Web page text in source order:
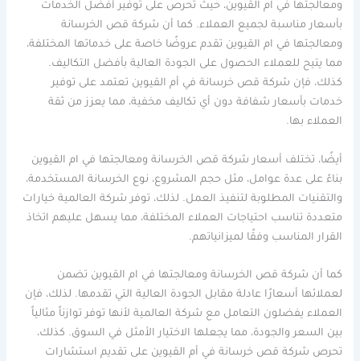
ومعالجتها في ام القيوين، حيث تحرص على توفير أفضل الخدمات
بأسعار مناسبة لجميع العملاء. كما أن شركة قص الخرسانة
ومعالجتها في ام القيوين تقدم عروضًا خاصة على خدماتها المختلفة،
مما يتيح للعملاء الحصول على الجودة العالية بأفضل التكاليف.
كذلك، فإن شركة قص خرسانة في أم القيوين تعتمد على توفير
خدمات بأسعار شفافة دون أي تكاليف مخفية، مما يعزز من ثقة
العملاء بها.
أيضًا، تختلف أسعار شركة قص الخرسانة ومعالجتها في ام القيوين
بناءً على عدة عوامل، مثل حجم المشروع، نوع الخرسانة المستخدمة،
والتقنيات المطلوبة لتنفيذ العمل. لذلك، توفر شركة العالمية خيارات
متعددة تناسب احتياجات العملاء المختلفة، مما يسهل عليهم اتخاذ
القرار المناسب وفقًا لميزانياتهم.
كما أن شركة قص الخرسانة ومعالجتها في ام القيوين تضمن
لعملائها أسعارًا عادلة مقابل الجودة العالية التي تقدمها. لذلك، فإن
العملاء يفضلون التعامل مع شركة العالمية لأنها توفر توازناً مثالياً
بين السعر والجودة، مما يجعلها الاختيار الأمثل في السوق. كذلك،
تحرص شركة قص خرسانة في أم القيوين على تقديم استشارات